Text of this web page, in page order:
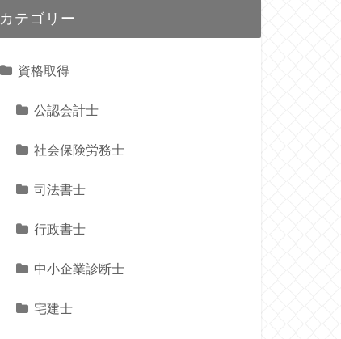
カテゴリー
資格取得
公認会計士
社会保険労務士
司法書士
行政書士
中小企業診断士
宅建士